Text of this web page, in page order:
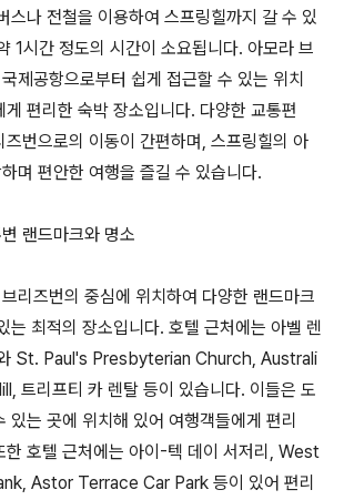
스나 전철을 이용하여 스프링힐까지 갈 수 있
1시간 정도의 시간이 소요됩니다. 아모라 브
제공항으로부터 쉽게 접근할 수 있는 위치
편리한 숙박 장소입니다. 다양한 교통편
즈번으로의 이동이 간편하며, 스프링힐의 아
며 편안한 여행을 즐길 수 있습니다.
랜드마크와 명소
리즈번의 중심에 위치하여 다양한 랜드마크
는 최적의 장소입니다. 호텔 근처에는 아벨 렌
St. Paul's Presbyterian Church, Australi
트리프티 카 렌탈 등이 있습니다. 이들은 도
있는 곳에 위치해 있어 여행객들에게 편리
한 호텔 근처에는 아이-텍 데이 서저리, West
Astor Terrace Car Park 등이 있어 편리